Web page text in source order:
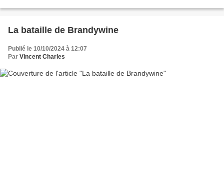
La bataille de Brandywine
Publié le 10/10/2024 à 12:07
Par Vincent Charles